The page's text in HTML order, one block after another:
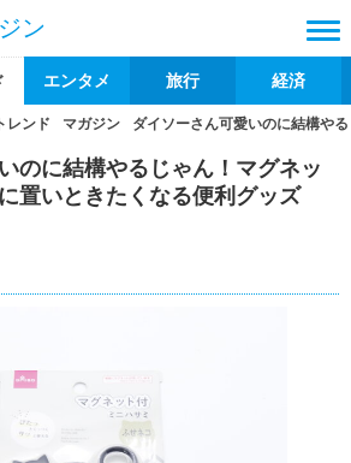
ン
エンタメ 旅行 経済
トレンド マガジン ダイソーさん可愛いのに結構や
のに結構やるじゃん！マグネッ
置いときたくなる便利グッズ